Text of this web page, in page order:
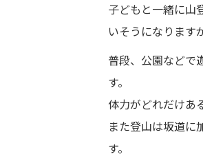
子どもと一緒に山
いそうになります
普段、公園などで
す。
体力がどれだけあ
また登山は坂道に
す。